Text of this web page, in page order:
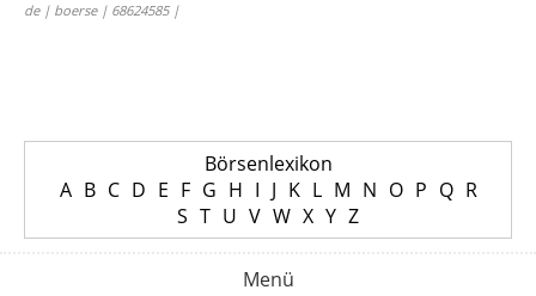
de | boerse | 68624585 |
Börsenlexikon
A B C D E F G H I J K L M N O P Q R
S T U V W X Y Z
Menü